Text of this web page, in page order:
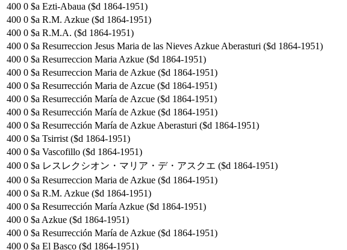
400 0 $a Ezti-Abaua ($d 1864-1951)
400 0 $a R.M. Azkue ($d 1864-1951)
400 0 $a R.M.A. ($d 1864-1951)
400 0 $a Resurreccion Jesus Maria de las Nieves Azkue Aberasturi ($d 1864-1951)
400 0 $a Resurreccion Maria Azkue ($d 1864-1951)
400 0 $a Resurreccion Maria de Azkue ($d 1864-1951)
400 0 $a Resurrección Maria de Azcue ($d 1864-1951)
400 0 $a Resurrección María de Azcue ($d 1864-1951)
400 0 $a Resurrección María de Azkue ($d 1864-1951)
400 0 $a Resurrección María de Azkue Aberasturi ($d 1864-1951)
400 0 $a Tsirrist ($d 1864-1951)
400 0 $a Vascofillo ($d 1864-1951)
400 0 $a レスレクシオン・マリア・デ・アスクエ ($d 1864-1951)
400 0 $a Resurreccion Maria de Azkue ($d 1864-1951)
400 0 $a R.M. Azkue ($d 1864-1951)
400 0 $a Resurrección María Azkue ($d 1864-1951)
400 0 $a Azkue ($d 1864-1951)
400 0 $a Resurrección María de Azkue ($d 1864-1951)
400 0 $a El Basco ($d 1864-1951)